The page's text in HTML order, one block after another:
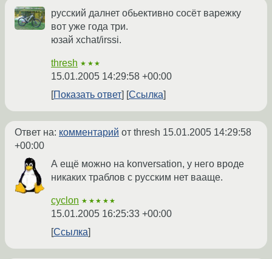
русский далнет обьективно сосёт варежку
вот уже года три.
юзай xchat/irssi.
thresh ★★★
15.01.2005 14:29:58 +00:00
Показать ответ
Ссылка
Ответ на: комментарий от thresh 15.01.2005 14:29:58
+00:00
А ещё можно на konversation, у него вроде
никаких траблов с русским нет вааще.
cyclon ★★★★★
15.01.2005 16:25:33 +00:00
Ссылка